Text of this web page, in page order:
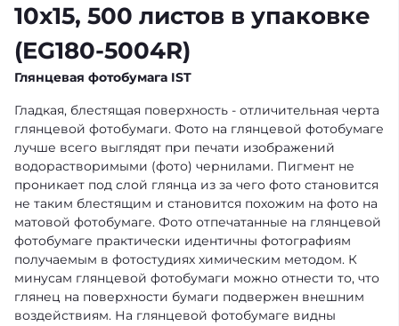
10x15, 500 листов в упаковке
(EG180-5004R)
Глянцевая фотобумага IST
Гладкая, блестящая поверхность - отличительная черта
глянцевой фотобумаги. Фото на глянцевой фотобумаге
лучше всего выглядят при печати изображений
водорастворимыми (фото) чернилами. Пигмент не
проникает под слой глянца из за чего фото становится
не таким блестящим и становится похожим на фото на
матовой фотобумаге. Фото отпечатанные на глянцевой
фотобумаге практически идентичны фотографиям
получаемым в фотостудиях химическим методом. К
минусам глянцевой фотобумаги можно отнести то, что
глянец на поверхности бумаги подвержен внешним
воздействиям. На глянцевой фотобумаге видны